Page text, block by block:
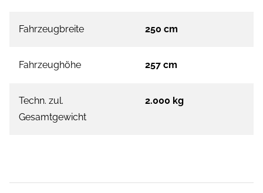
Fahrzeugbreite 250 cm
Fahrzeughöhe 257 cm
Techn. zul.
Gesamtgewicht
2.000 kg